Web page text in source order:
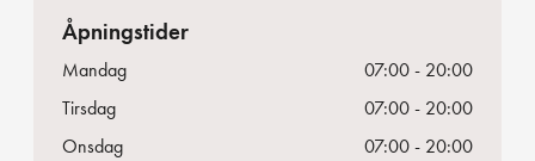
Åpningstider
Mandag
07:00 - 20:00
Tirsdag
07:00 - 20:00
Onsdag
07:00 - 20:00